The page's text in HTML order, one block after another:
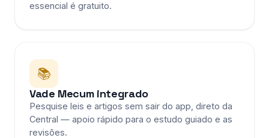
essencial é gratuito.
📚
Vade Mecum integrado
Pesquise leis e artigos sem sair do app, direto da
Central — apoio rápido para o estudo guiado e as
revisões.